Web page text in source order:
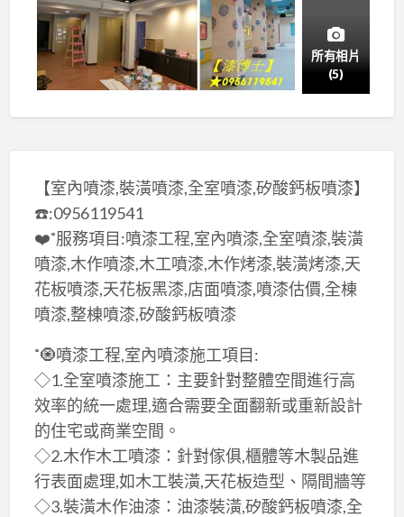
所有相片
(5)
【室內噴漆,裝潢噴漆,全室噴漆,矽酸鈣板噴漆】
☎️:0956119541
❤️˚服務項目:噴漆工程,室內噴漆,全室噴漆,裝潢
噴漆,木作噴漆,木工噴漆,木作烤漆,裝潢烤漆,天
花板噴漆,天花板黑漆,店面噴漆,噴漆估價,全棟
噴漆,整棟噴漆,矽酸鈣板噴漆
˚🧿噴漆工程,室內噴漆施工項目:
◇1.全室噴漆施工：主要針對整體空間進行高
效率的統一處理,適合需要全面翻新或重新設計
的住宅或商業空間。
◇2.木作木工噴漆：針對傢俱,櫃體等木製品進
行表面處理,如木工裝潢,天花板造型、隔間牆等
◇3.裝潢木作油漆：油漆裝潢,矽酸鈣板噴漆,全